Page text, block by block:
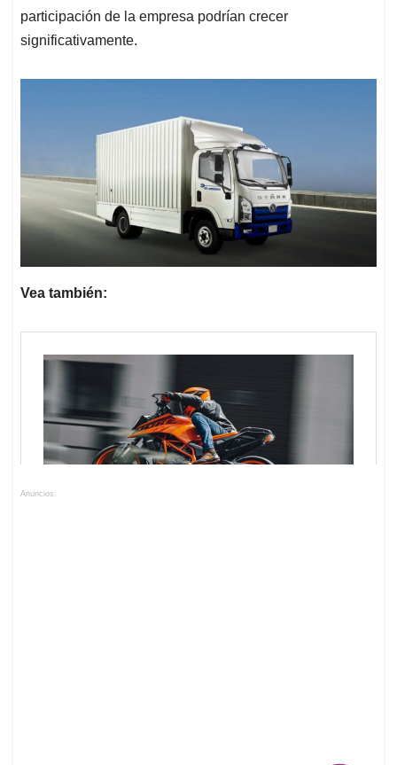
participación de la empresa podrían crecer
significativamente.
Vea también:
Anuncios.